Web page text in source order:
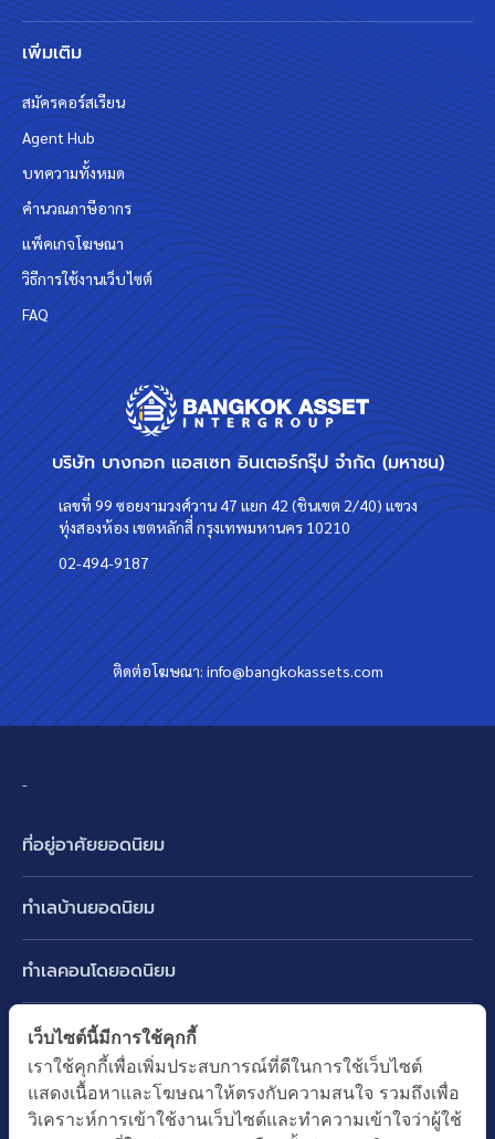
บริษัท บางกอก แอสเซท อินเตอร์กรุ๊ป จำกัด (มหาชน)
เลขที่ 99 ซอยงามวงศ์วาน 47 แยก 42 (ชินเขต 2/40) แขวง
ทุ่งสองห้อง เขตหลักสี่ กรุงเทพมหานคร 10210
02-494-9187
ติดต่อโฆษณา:info@bangkokassets.com
เพิ่มเติม
สมัครคอร์สเรียน
Agent Hub
บทความทั้งหมด
คำนวณภาษีอากร
แพ็คเกจโฆษณา
วิธีการใช้งานเว็บไซต์
FAQ
-
ที่อยู่อาศัยยอดนิยม
ทาวน์เฮ้าส์ ทาวน์โฮม
คอนโดมิเนียม
อาคารพาณิชย์ ตึกแถว
ที่ดินเปล่า
อพาร์ทเม้นท์ หอพัก
ทำเลบ้านยอดนิยม
บางนา รามคำแหง 2
ปทุมธานี รังสิต ลำลูกกา
นนทบุรี บางใหญ่ บางบัวทอง
ทำเลคอนโดยอดนิยม
พระราม 9
อ่อนนุช ปุณณวิถี
รัชดาภิเษก ห้วยขวาง
ทำเล BTS ยอดนิยม
BTS ทองหล่อ
BTS เอกมัย
ทำเล MRT ยอดนิยม
เว็บไซต์นี้มีการใช้คุกกี้
เราใช้คุกกี้เพื่อเพิ่มประสบการณ์ที่ดีในการใช้เว็บไซต์
แสดงเนื้อหาและโฆษณาให้ตรงกับความสนใจ รวมถึงเพื่อ
วิเคราะห์การเข้าใช้งานเว็บไซต์และทำความเข้าใจว่าผู้ใช้